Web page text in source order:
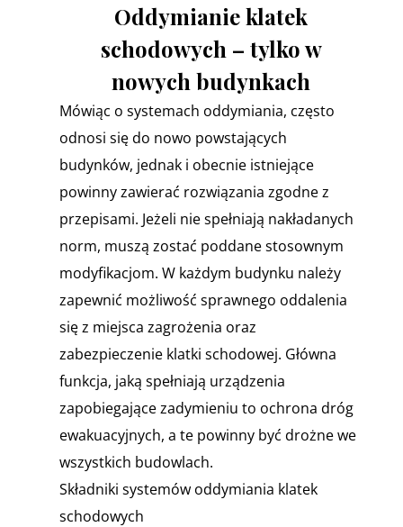
Oddymianie klatek
schodowych – tylko w
nowych budynkach
Mówiąc o systemach oddymiania, często
odnosi się do nowo powstających
budynków, jednak i obecnie istniejące
powinny zawierać rozwiązania zgodne z
przepisami. Jeżeli nie spełniają nakładanych
norm, muszą zostać poddane stosownym
modyfikacjom. W każdym budynku należy
zapewnić możliwość sprawnego oddalenia
się z miejsca zagrożenia oraz
zabezpieczenie klatki schodowej. Główna
funkcja, jaką spełniają urządzenia
zapobiegające zadymieniu to ochrona dróg
ewakuacyjnych, a te powinny być drożne we
wszystkich budowlach.
Składniki systemów oddymiania klatek
schodowych